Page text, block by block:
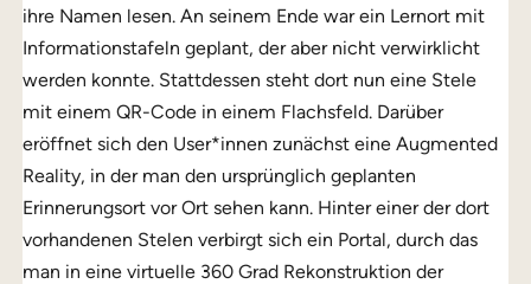
ihre Namen lesen. An seinem Ende war ein Lernort mit
Informationstafeln geplant, der aber nicht verwirklicht
werden konnte. Stattdessen steht dort nun eine Stele
mit einem QR-Code in einem Flachsfeld. Darüber
eröffnet sich den User*innen zunächst eine Augmented
Reality, in der man den ursprünglich geplanten
Erinnerungsort vor Ort sehen kann. Hinter einer der dort
vorhandenen Stelen verbirgt sich ein Portal, durch das
man in eine virtuelle 360 Grad Rekonstruktion der